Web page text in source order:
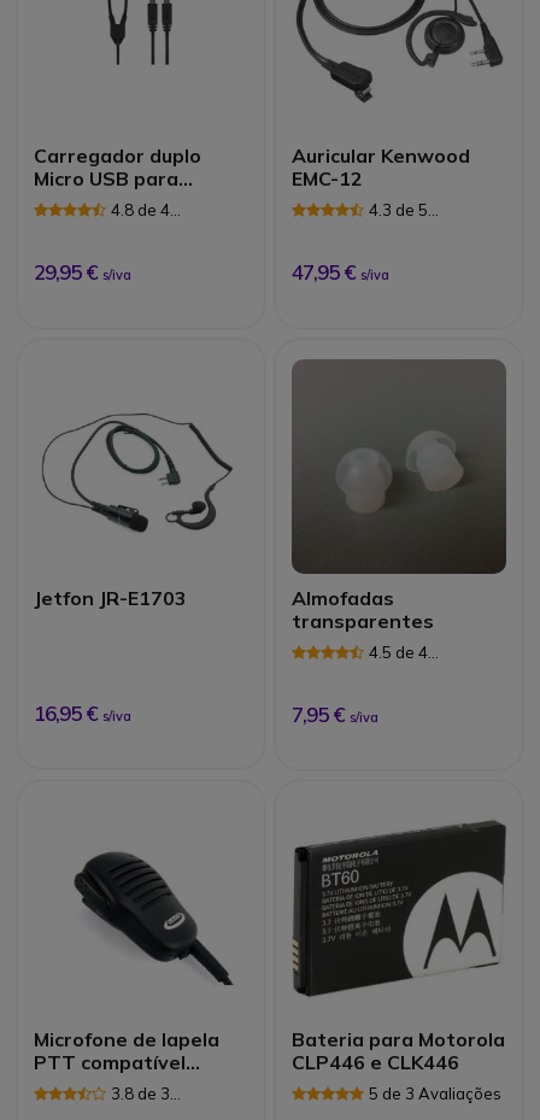
Carregador duplo
Micro USB para
Motorola TLKR T82
4.8 de 4
29,95 € s/iva
Auricular Kenwood
EMC-12
4.3 de 5
47,95 € s/iva
Jetfon JR-E1703
16,95 € s/iva
Almofadas
transparentes
4.5 de 4
7,95 € s/iva
Microfone de lapela
PTT compatível
Motorola 2 pins
3.8 de 3
Bateria para Motorola
CLP446 e CLK446
5 de 3 Avaliações